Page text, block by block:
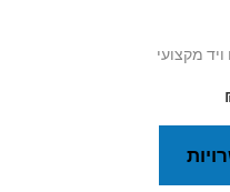
מקצועי